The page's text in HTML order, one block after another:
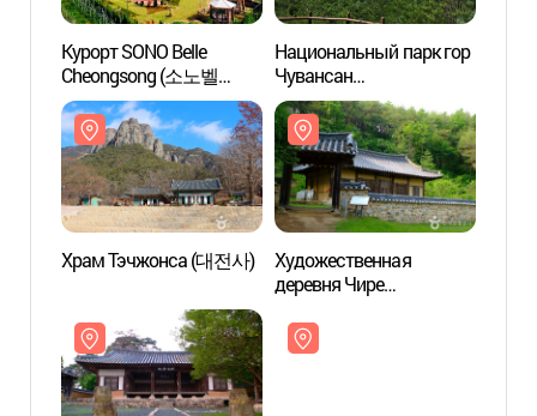
Курорт SONO Belle
Cheongsong (소노벨
청송)
Национальный парк гор
Чувансан
(주왕산국립공원)
Храм Тэчжонса (대전사)
Художественная
деревня Чире